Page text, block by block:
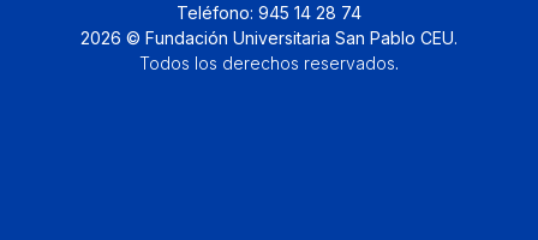
Teléfono: 945 14 28 74
2026 © Fundación Universitaria San Pablo CEU.
Todos los derechos reservados.